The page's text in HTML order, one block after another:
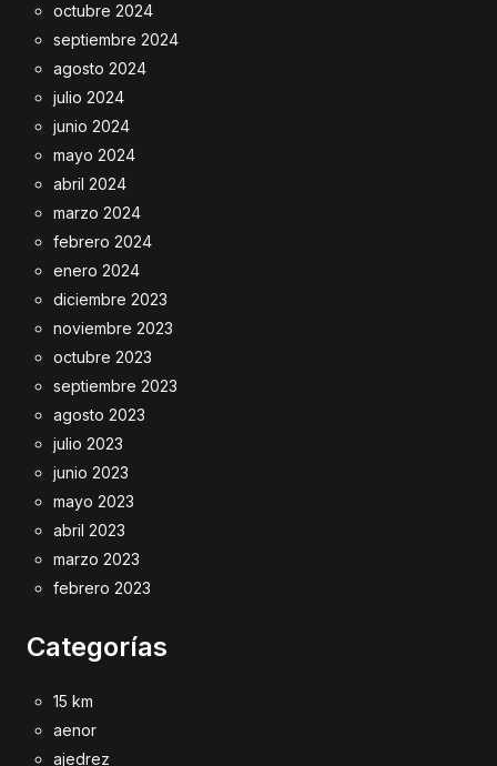
octubre 2024
septiembre 2024
agosto 2024
julio 2024
junio 2024
mayo 2024
abril 2024
marzo 2024
febrero 2024
enero 2024
diciembre 2023
noviembre 2023
octubre 2023
septiembre 2023
agosto 2023
julio 2023
junio 2023
mayo 2023
abril 2023
marzo 2023
febrero 2023
Categorías
15 km
aenor
ajedrez